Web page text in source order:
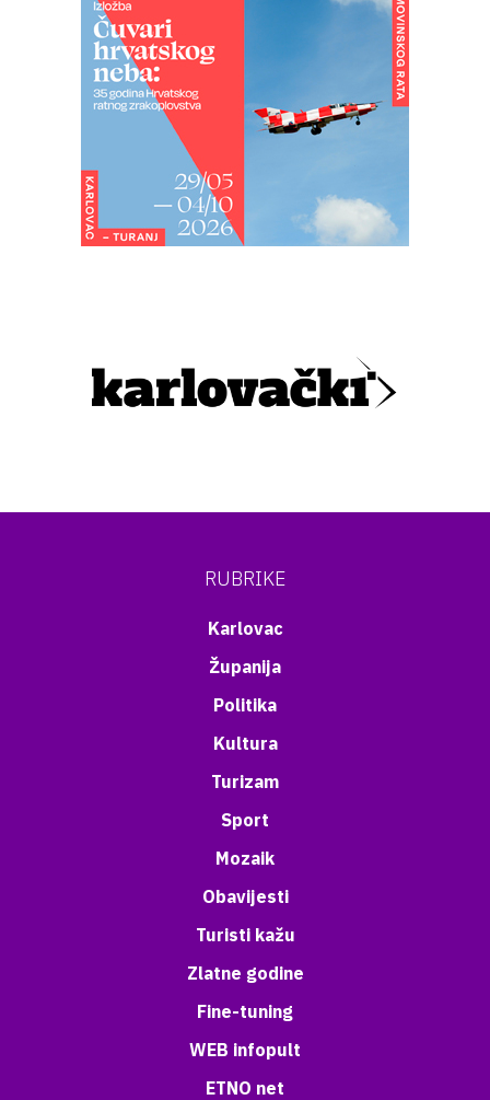
RUBRIKE
Karlovac
Županija
Politika
Kultura
Turizam
Sport
Mozaik
Obavijesti
Turisti kažu
Zlatne godine
Fine-tuning
WEB infopult
ETNO net